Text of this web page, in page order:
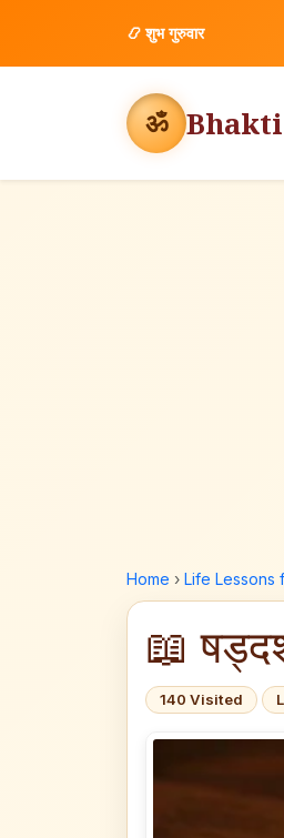
📿शुभ गुरुवार
ॐ
Home › Life Lessons
📖
140 Visited